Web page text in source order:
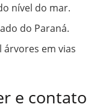
nível do mar.
do Paraná.
árvores em vias
e contato